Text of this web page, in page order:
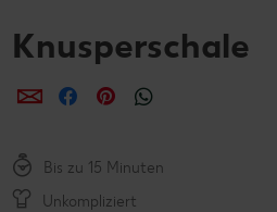
Knusperschale
per E-Mail teilen
per Facebook teilen
per Pinterest teilen
Bis zu 15 Minuten
Unkompliziert